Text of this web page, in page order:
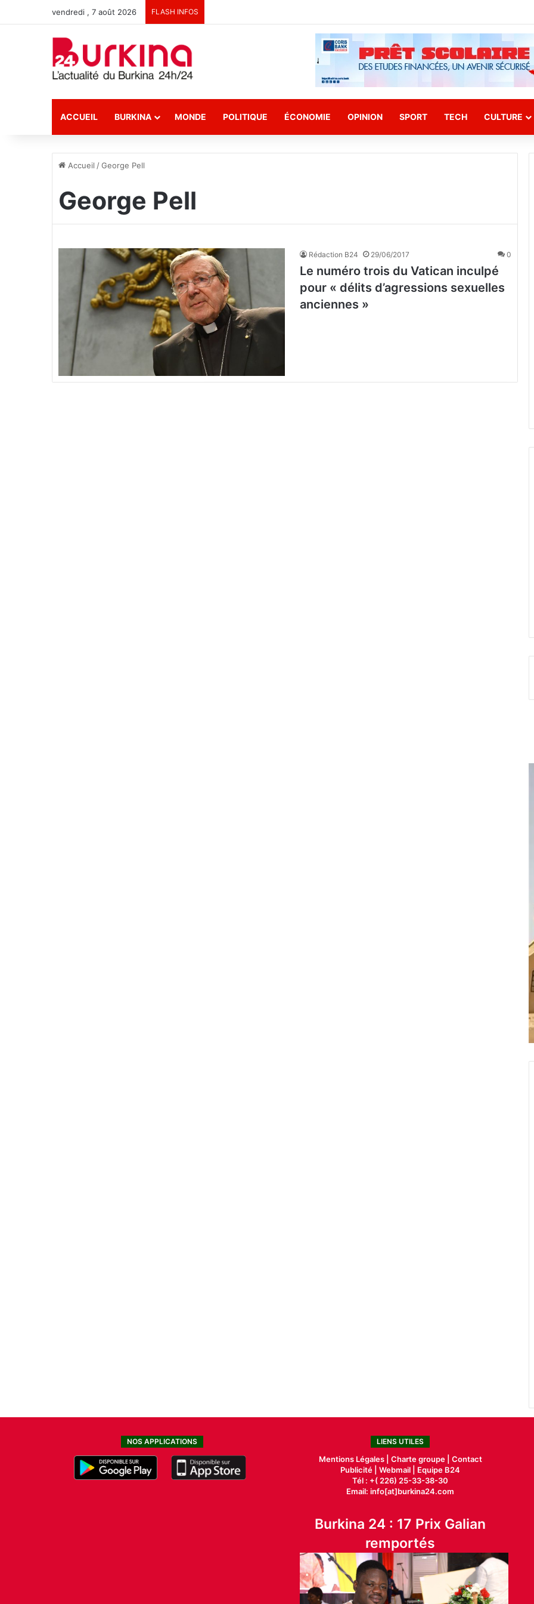
vendredi , 7 août 2026 FLASH INFOS
ACCUEIL BURKINA MONDE POLITIQUE ÉCONOMIE OPINION SPORT TECH CULTURE
Accueil /George Pell
George Pell
Rédaction B24 29/06/2017 0
Le numéro trois du Vatican inculpé
pour « délits d’agressions sexuelles
anciennes »
NOS APPLICATIONS LIENS UTILES
Mentions Légales | Charte groupe | Contact
Publicité |Webmail |
Equipe B24
Tél : +( 226) 25-33-38-30
Email: info[at]burkina24.com
Burkina 24 : 17 Prix Galian
remportés